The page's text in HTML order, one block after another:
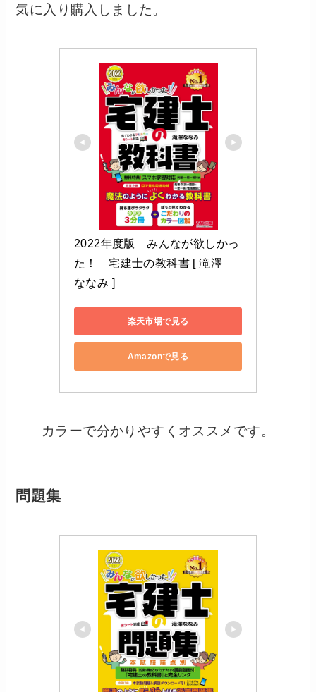
気に入り購入しました。
2022年度版　みんなが欲しかっ
た！　宅建士の教科書 [ 滝澤
ななみ ]
楽天市場で見る
Amazonで見る
カラーで分かりやすくオススメです。
問題集